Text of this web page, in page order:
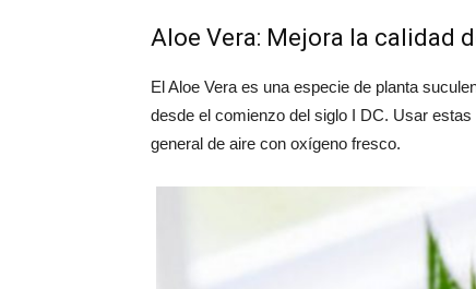
Aloe Vera: Mejora la calidad
El Aloe Vera es una especie de planta
desde el comienzo del siglo I DC. Usar
general de aire con oxígeno fresco.